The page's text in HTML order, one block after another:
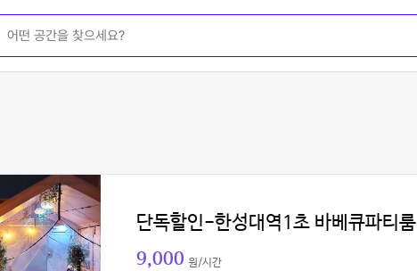
단독할인-한성대역1초 바베큐파티룸
9,000 원/시간